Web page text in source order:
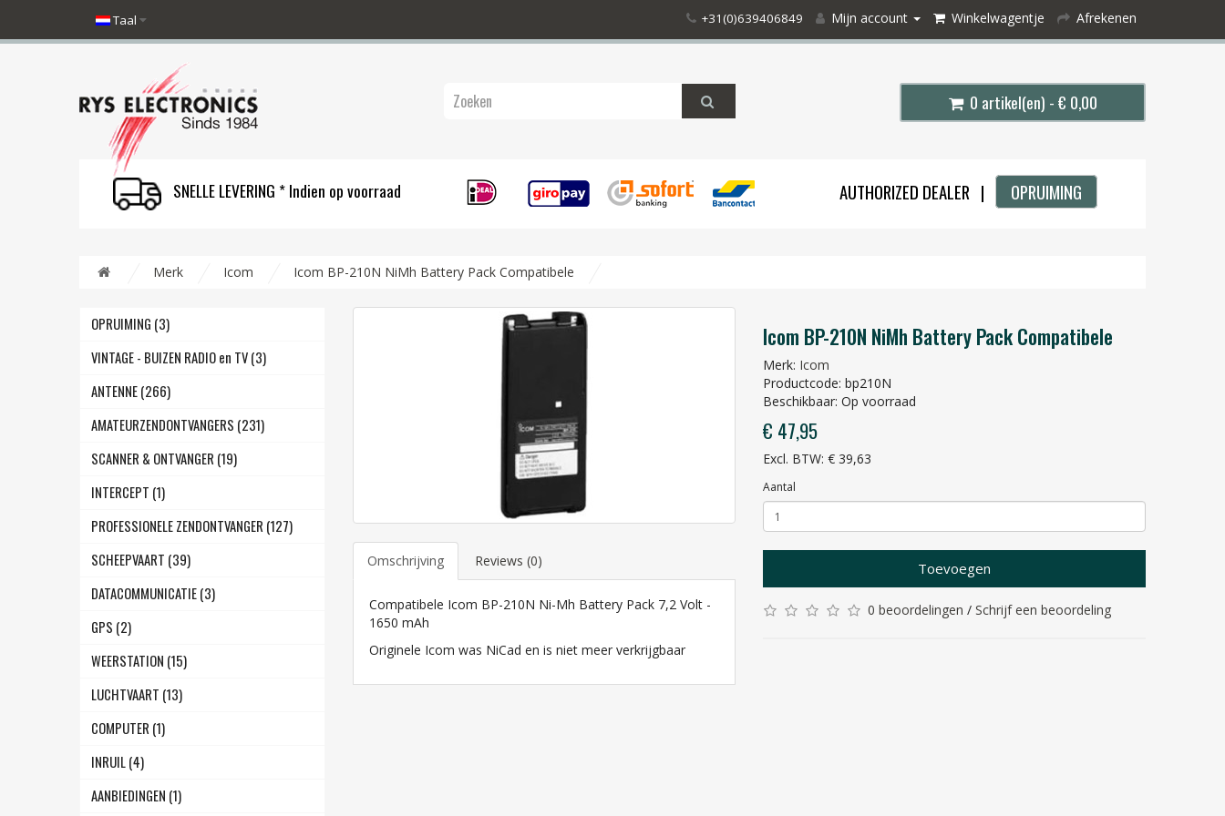
Taal +31(0)639406849 Mijn account Winkelwagentje Afrekenen
0 artikel(en) - € 0,00
SNELLE LEVERING * Indien op voorraad AUTHORIZED DEALER | OPRUIMING
Merk Icom Icom BP-210N NiMh Battery Pack Compatibele
OPRUIMING (3)
VINTAGE - BUIZEN RADIO en TV (3)
ANTENNE (266)
AMATEURZENDONTVANGERS (231)
SCANNER & ONTVANGER (19)
INTERCEPT (1)
PROFESSIONELE ZENDONTVANGER (127)
SCHEEPVAART (39)
DATACOMMUNICATIE (3)
GPS (2)
WEERSTATION (15)
LUCHTVAART (13)
COMPUTER (1)
INRUIL (4)
AANBIEDINGEN (1)
Omschrijving Reviews (0)
Compatibele Icom BP-210N Ni-Mh Battery Pack 7,2 Volt -
1650 mAh
Originele Icom was NiCad en is niet meer verkrijgbaar
Icom BP-210N NiMh Battery Pack Compatibele
Merk: Icom
Productcode: bp210N
Beschikbaar: Op voorraad
€ 47,95
Excl. BTW: € 39,63
Aantal
Toevoegen
0 beoordelingen / Schrijf een beoordeling